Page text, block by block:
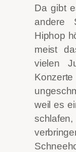
Da gibt
andere
Hiphop
meist
vielen
weil es